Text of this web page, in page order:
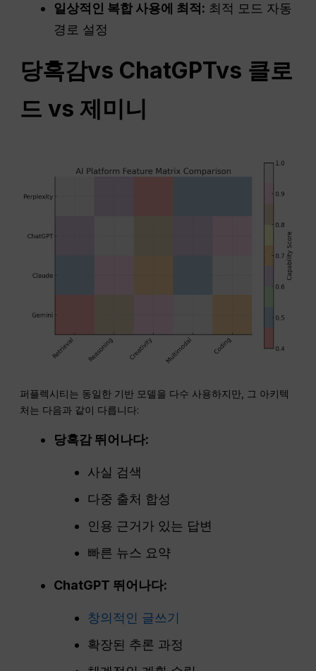
일상적인 복합 사용에 최적: 최적 모드 자동
경로 설정
당혹감vs ChatGPTvs 클로
드 vs 제미니
퍼플렉시티는 동일한 기반 모델을 다수 사용하지만, 그 아키텍
처는 다음과 같이 다릅니다:
당혹감 뛰어나다:
사실 검색
다중 출처 합성
인용 근거가 있는 답변
빠른 뉴스 요약
ChatGPT 뛰어나다:
창의적인 글쓰기
확장된 추론 과정